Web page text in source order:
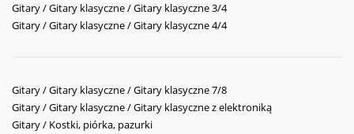
Gitary / Gitary klasyczne / Gitary klasyczne 3/4
Gitary / Gitary klasyczne / Gitary klasyczne 4/4
Gitary / Gitary klasyczne / Gitary klasyczne 7/8
Gitary / Gitary klasyczne / Gitary klasyczne z elektroniką
Gitary / Kostki, piórka, pazurki